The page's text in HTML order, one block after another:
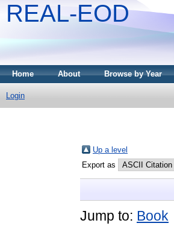
REAL-EOD
Home About Browse by Year
Login
Up a level
Export as
Jump to: Book